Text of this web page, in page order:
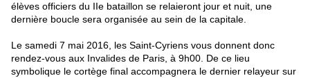
élèves officiers du IIe bataillon se relaieront jour et nuit, une
dernière boucle sera organisée au sein de la capitale.
Le samedi 7 mai 2016, les Saint-Cyriens vous donnent donc
rendez-vous aux Invalides de Paris, à 9h00. De ce lieu
symbolique le cortège final accompagnera le dernier relayeur sur